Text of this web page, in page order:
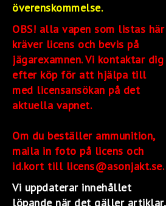
överenskommelse.
OBS! alla vapen som listas här
kräver licens och bevis på
jägarexamnen. Vi kontaktar dig
efter köp för att hjälpa till
med licensansökan på det
aktuella vapnet.
Om du beställer ammunition,
maila in foto på licens och
id.kort till licens@asonjakt.se.
Vi uppdaterar innehållet
löpande när det gäller artiklar,